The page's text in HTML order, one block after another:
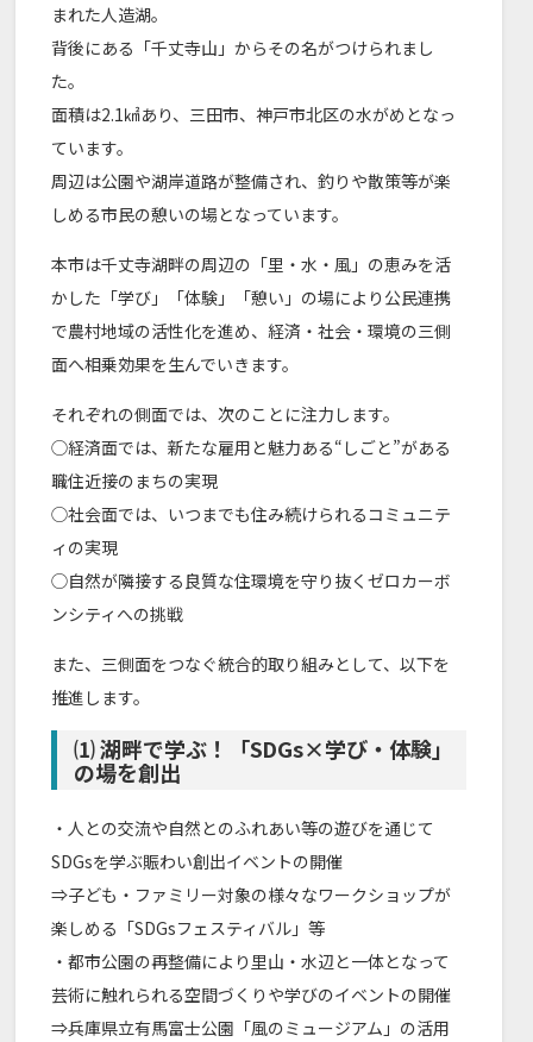
まれた人造湖。
背後にある「千丈寺山」からその名がつけられまし
た。
面積は2.1㎢あり、三田市、神戸市北区の水がめとなっ
ています。
周辺は公園や湖岸道路が整備され、釣りや散策等が楽
しめる市民の憩いの場となっています。
本市は千丈寺湖畔の周辺の「里・水・風」の恵みを活
かした「学び」「体験」「憩い」の場により公民連携
で農村地域の活性化を進め、経済・社会・環境の三側
面へ相乗効果を生んでいきます。
それぞれの側面では、次のことに注力します。
◯経済面では、新たな雇用と魅力ある“しごと”がある
職住近接のまちの実現
◯社会面では、いつまでも住み続けられるコミュニテ
ィの実現
◯自然が隣接する良質な住環境を守り抜くゼロカーボ
ンシティへの挑戦
また、三側面をつなぐ統合的取り組みとして、以下を
推進します。
⑴ 湖畔で学ぶ！「SDGs×学び・体験」
の場を創出
・人との交流や自然とのふれあい等の遊びを通じて
SDGsを学ぶ賑わい創出イベントの開催
⇒子ども・ファミリー対象の様々なワークショップが
楽しめる「SDGsフェスティバル」等
・都市公園の再整備により里山・水辺と一体となって
芸術に触れられる空間づくりや学びのイベントの開催
⇒兵庫県立有馬富士公園「風のミュージアム」の活用